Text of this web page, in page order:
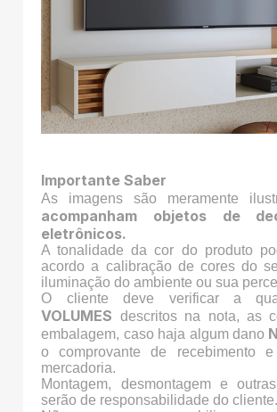
Importante Saber
As imagens são meramente
acompanham objetos de
eletrônicos.
A tonalidade da cor do produto
acordo a calibração de cores do
iluminação do ambiente ou sua
O cliente deve verificar a
VOLUMES descritos na nota, as
embalagem, caso haja algum dano
o comprovante de recebimento e
mercadoria.
Montagem, desmontagem e
serão de responsabilidade do cliente.